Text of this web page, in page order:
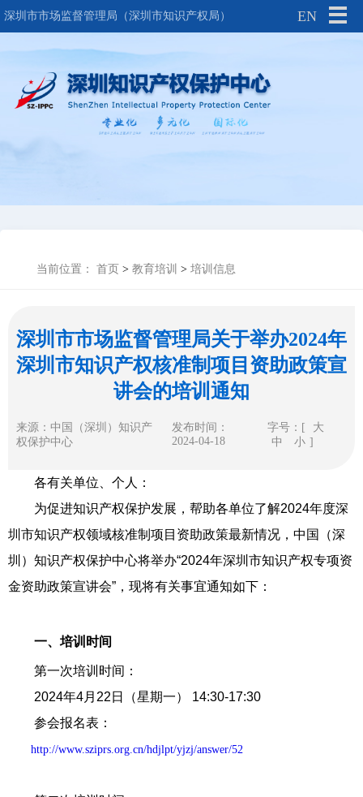
深圳市市场监督管理局（深圳市知识产权局） EN
当前位置： 首页 > 教育培训 > 培训信息
深圳市市场监督管理局关于举办2024年
深圳市知识产权核准制项目资助政策宣
讲会的培训通知
来源：中国（深圳）知识产
权保护中心
发布时间：
2024-04-18
字号：[
大
中
小 ]
各有关单位、个人：
为促进知识产权保护发展，帮助各单位了解2024年度深
圳市知识产权领域核准制项目资助政策最新情况，中国（深
圳）知识产权保护中心将举办“2024年深圳市知识产权专项资
金资助政策宣讲会”，现将有关事宜通知如下：
一、培训时间
第一次培训时间：
2024年4月22日（星期一） 14:30-17:30
参会报名表：
http://www.sziprs.org.cn/hdjlpt/yjzj/answer/52